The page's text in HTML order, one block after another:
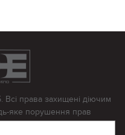
Всі права захищені діючим
яке порушення прав
Будь-яке відтворення